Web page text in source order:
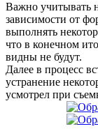
Важно учитывать
зависимости от
выполнять
что в конечном
видны не будут.
Далее в процесс
устранение
усмотрел при